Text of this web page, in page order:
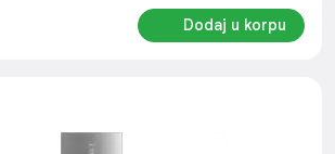
Dodaj u korpu